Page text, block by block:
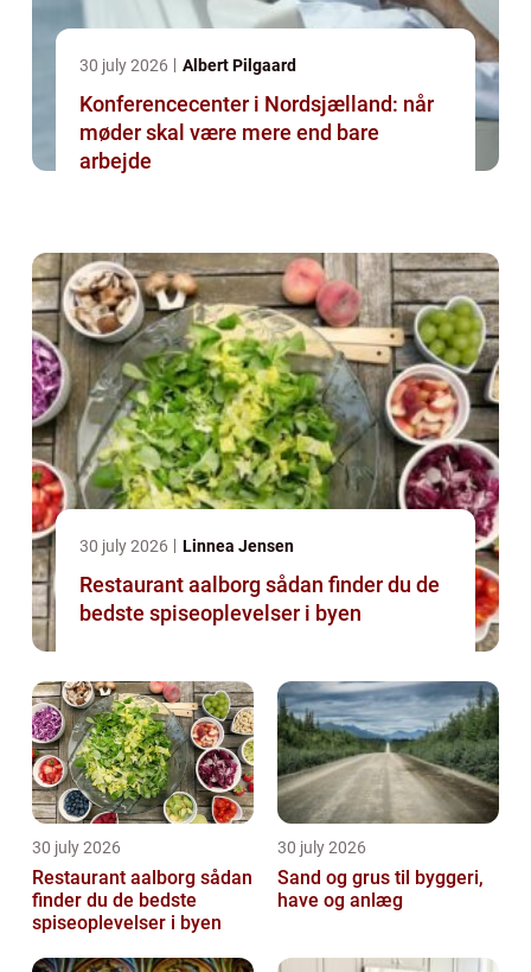
30 july 2026 Albert Pilgaard
Konferencecenter i Nordsjælland: når
møder skal være mere end bare
arbejde
30 july 2026 Linnea Jensen
Restaurant aalborg sådan finder du de
bedste spiseoplevelser i byen
30 july 2026
Restaurant aalborg sådan
finder du de bedste
spiseoplevelser i byen
30 july 2026
Sand og grus til byggeri,
have og anlæg